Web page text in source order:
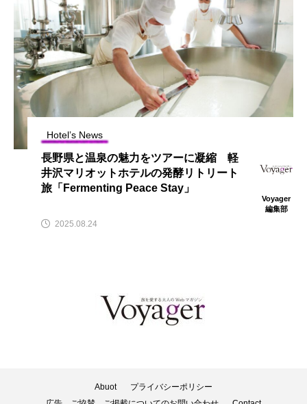
Hotel’s News
長野県と温泉の魅力をツアーに凝縮 軽
井沢マリオットホテルの発酵リトリート
旅「Fermenting Peace Stay」
Voyager
編集部
2025.08.24
Abuot
プライバシーポリシー